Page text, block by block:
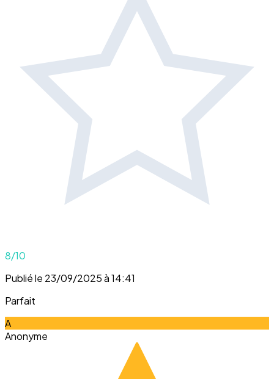
8/10
Publié le 23/09/2025 à 14:41
Parfait
A
Anonyme